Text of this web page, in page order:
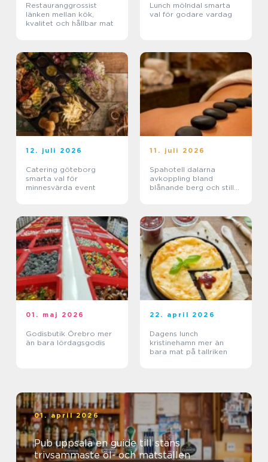
Restauranggrossist
länken mellan kök,
kvalitet och hållbar mat
Lunch mölndal smarta
val för godare vardag
12. juli 2026
Catering göteborg
smarta val för
minnesvärda event
11. juli 2026
Spahotell dalarna
avkoppling bland
blånande berg och stilla
01. maj 2026
Godisbutik Örebro mer
än bara lördagsgodis
22. april 2026
Dagens lunch
kristinehamn mer än
bara mat på tallriken
01. april 2026
Pub uppsala en guide till stans
trivsammaste öl- och matställen